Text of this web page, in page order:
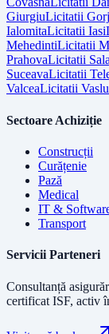
GiurgiuLicitatii Gorj
IalomitaLicitatii Iasi
MehedintiLicitatii
PrahovaLicitatii
SuceavaLicitatii
ValceaLicitatii
Sectoare Achiziție
Construcții
Curățenie
Pază
Medical
IT &
Transport
Servicii Parteneri
Consultanță
certificat ISF, activ